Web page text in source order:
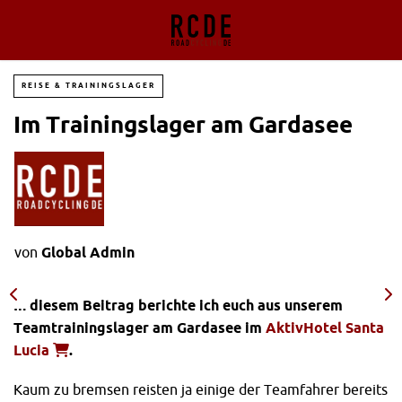
REISE & TRAININGSLAGER
Im Trainingslager am Gardasee
von Global Admin
In diesem Beitrag berichte ich euch aus unserem
Teamtrainingslager am Gardasee im AktivHotel Santa
Lucia
.
Kaum zu bremsen reisten ja einige der Teamfahrer bereits